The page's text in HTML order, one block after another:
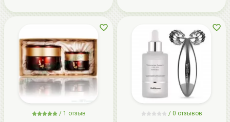
/ 1 отзыв
/ 0 отзывов